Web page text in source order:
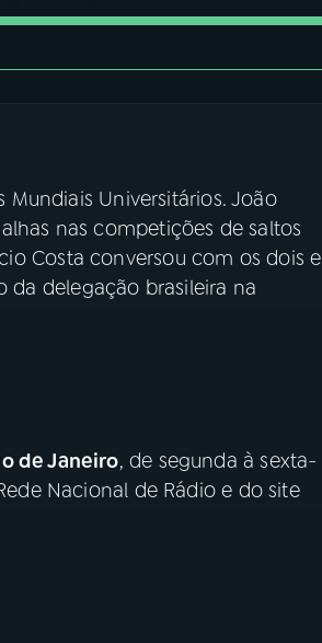
Mundiais Universitários. João
nas competições de saltos
Costa conversou com os dois e
da delegação brasileira na
de Janeiro, de segunda à sexta-
Nacional de Rádio e do site